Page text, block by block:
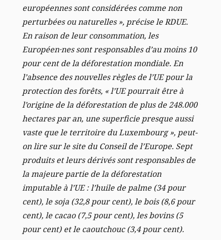
européennes sont considérées comme non
perturbées ou naturelles », précise le RDUE.
En raison de leur consommation, les
Européen·nes sont responsables d’au moins 10
pour cent de la déforestation mondiale. En
l’absence des nouvelles règles de l’UE pour la
protection des forêts, « l’UE pourrait être à
l’origine de la déforestation de plus de 248.000
hectares par an, une superficie presque aussi
vaste que le territoire du Luxembourg », peut-
on lire sur le site du Conseil de l’Europe. Sept
produits et leurs dérivés sont responsables de
la majeure partie de la déforestation
imputable à l’UE : l’huile de palme (34 pour
cent), le soja (32,8 pour cent), le bois (8,6 pour
cent), le cacao (7,5 pour cent), les bovins (5
pour cent) et le caoutchouc (3,4 pour cent).